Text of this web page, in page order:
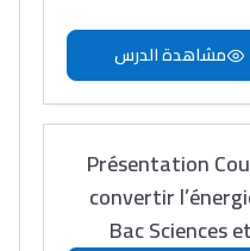
مشاهدة الدرس
Présentation
convertir
Bac Sciences